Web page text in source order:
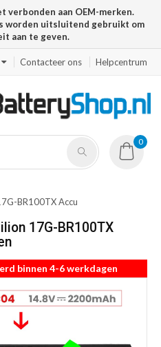
verbonden aan OEM-merken.
worden uitsluitend gebruikt om
aan te geven.
Contacteer ons Helpcentrum
0
BR100TX Accu
17G-BR100TX
binnen 4-6 werkdagen